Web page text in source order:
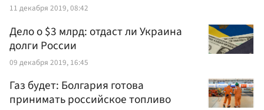
11 декабря 2019, 08:42
Дело о $3 млрд: отдаст ли Украина
долги России
09 декабря 2019, 16:45
Газ будет: Болгария готова
принимать российское топливо